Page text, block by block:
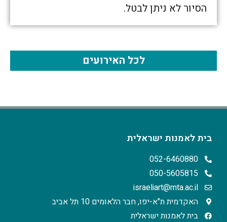
הסיור לא ניתן לבטל.
לכל האירועים
בית לאמנות ישראלית
052-6460880
050-5605815
israeliart@mta.ac.il
האקדמית ת"א-יפו, חבר הלאומים 10 תל אביב
בית לאמנות ישראלית